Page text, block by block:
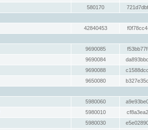
580170
42840453
9690085
9690084
9690088
9650080
5980060
5980010
5980030